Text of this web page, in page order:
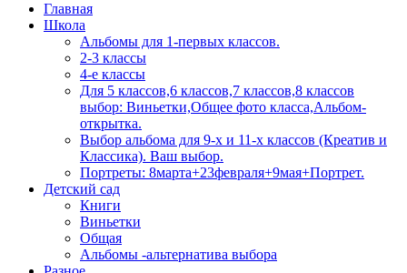
Главная
Школа
Альбомы для 1-первых классов.
2-3 классы
4-е классы
Для 5 классов,6 классов,7 классов,8 классов
выбор: Виньетки,Общее фото класса,Альбом-
открытка.
Выбор альбома для 9-х и 11-х классов (Креатив и
Классика). Ваш выбор.
Портреты: 8марта+23февраля+9мая+Портрет.
Детский сад
Книги
Виньетки
Общая
Альбомы -альтернатива выбора